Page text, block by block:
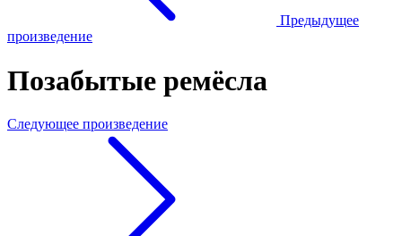
Предыдущее
произведение
Позабытые ремёсла
Следующее произведение